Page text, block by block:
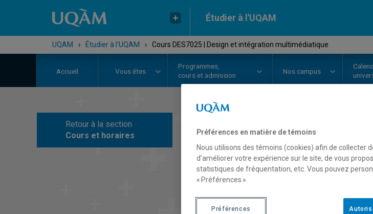
Étudier à l'UQAM
UQAM › Étudier à l'UQAM › Cours DES7025 | Design et intégration multimédiatique
Accueil Vous êtes
Programmes,
cours et admission
Nos campus
Retour à la section
Cours et horaires
COURS// DES7025
Description Horaire -
Préférences en matière de témoins
Nous utilisons des témoins (cookies) afin de collecter
d’améliorer votre expérience sur le site, de vous
statistiques de fréquentation, etc. Vous pouvez
« Préférences ».
Préférences